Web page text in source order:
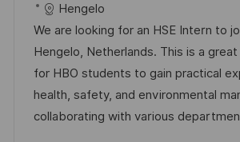
u
m
d
e
r
V
I
D
t
e
g
o
r
i
Hengelo
We are looking for an HSE Intern to
Hengelo, Netherlands. This is a
for HBO students to gain practical
health, safety, and environmental
collaborating with various